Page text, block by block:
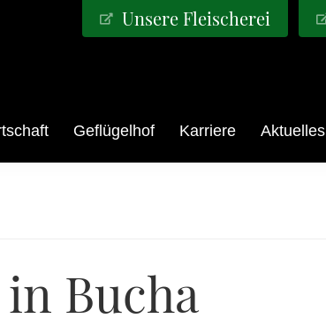
Unsere Fleischerei
Geflügelhof Karriere Aktuelles
Bucha